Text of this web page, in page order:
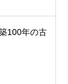
100年の古